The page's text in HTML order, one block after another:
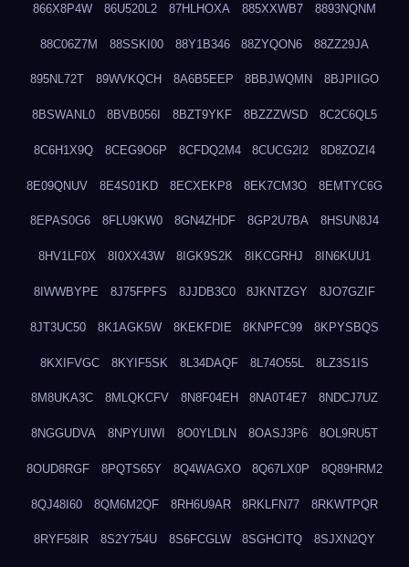
866X8P4W 86U520L2 87HLHOXA 885XXWB7 8893NQNM
88C06Z7M 88SSKI00 88Y1B346 88ZYQON6 88ZZ29JA
895NL72T 89WVKQCH 8A6B5EEP 8BBJWQMN 8BJPIIGO
8BSWANL0 8BVB056I 8BZT9YKF 8BZZZWSD 8C2C6QL5
8C6H1X9Q 8CEG9O6P 8CFDQ2M4 8CUCG2I2 8D8ZOZI4
8E09QNUV 8E4S01KD 8ECXEKP8 8EK7CM3O 8EMTYC6G
8EPAS0G6 8FLU9KW0 8GN4ZHDF 8GP2U7BA 8HSUN8J4
8HV1LF0X 8I0XX43W 8IGK9S2K 8IKCGRHJ 8IN6KUU1
8IWWBYPE 8J75FPFS 8JJDB3C0 8JKNTZGY 8JO7GZIF
8JT3UC50 8K1AGK5W 8KEKFDIE 8KNPFC99 8KPYSBQS
8KXIFVGC 8KYIF5SK 8L34DAQF 8L74O55L 8LZ3S1IS
8M8UKA3C 8MLQKCFV 8N8F04EH 8NA0T4E7 8NDCJ7UZ
8NGGUDVA 8NPYUIWI 8O0YLDLN 8OASJ3P6 8OL9RU5T
8OUD8RGF 8PQTS65Y 8Q4WAGXO 8Q67LX0P 8Q89HRM2
8QJ48I60 8QM6M2QF 8RH6U9AR 8RKLFN77 8RKWTPQR
8RYF58IR 8S2Y754U 8S6FCGLW 8SGHCITQ 8SJXN2QY